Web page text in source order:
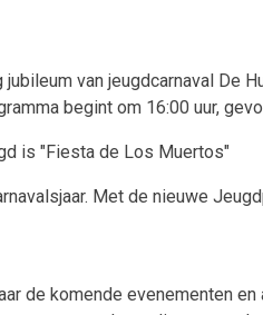
van jeugdcarnaval De
begint om 16:00 uur,
is "Fiesta de Los Muertos"
Met de nieuwe
de komende evenementen